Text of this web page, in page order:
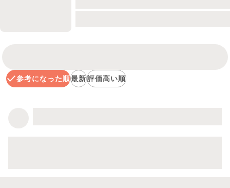
参考になった順最新評価高い順